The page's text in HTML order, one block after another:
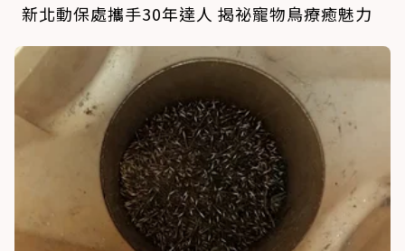
新北動保處攜手30年達人 揭祕寵物鳥療癒魅力